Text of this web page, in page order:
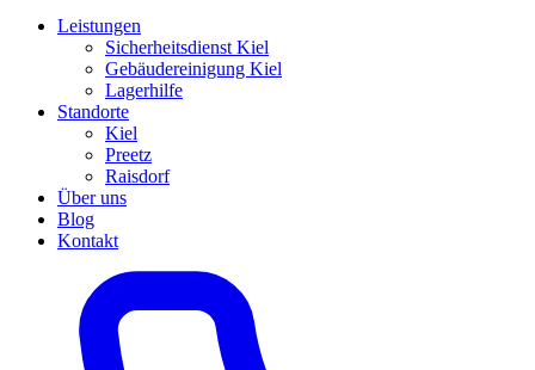
Leistungen
Sicherheitsdienst Kiel
Gebäudereinigung Kiel
Lagerhilfe
Standorte
Kiel
Preetz
Raisdorf
Über uns
Blog
Kontakt